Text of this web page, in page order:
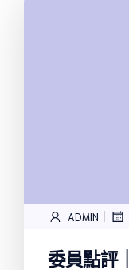
ADMIN |
委員點評